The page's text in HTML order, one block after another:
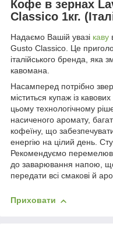
Кофе в зернах
Classico 1кг.
Надаємо Вашій увазі каву
Gusto Classico. Це
італійського бренда, яка
кавомана.
Насамперед потрібно
міститься купаж із
цьому технологічному
насиченого аромату,
кофеїну, що
енергію на цілий день.
Рекомендуємо
до заварювання напою,
передати всі смакові й
Приховати